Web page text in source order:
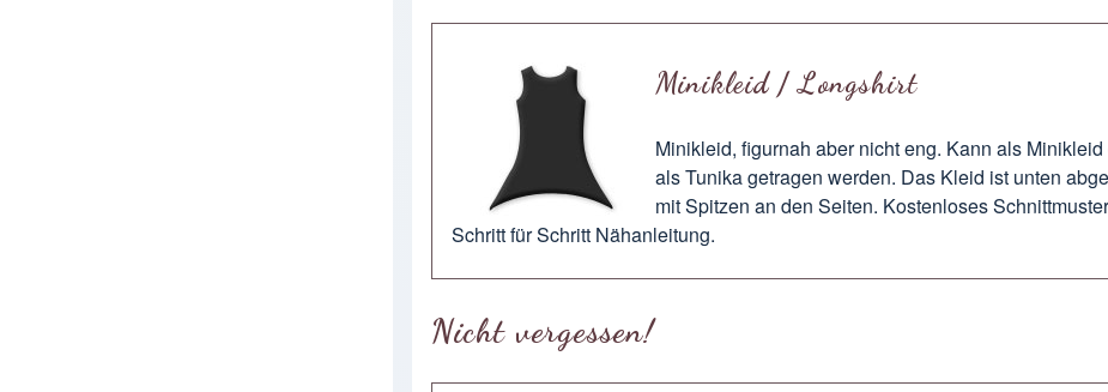
Minikleid / Longshirt
Minikleid, figurnah aber nicht eng. Kann als
als Tunika getragen werden. Das Kleid ist unten
mit Spitzen an den Seiten. Kostenloses
Schritt für Schritt Nähanleitung.
Nicht vergessen!